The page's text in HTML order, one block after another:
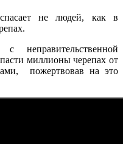
не людей, как в
неправительственной
миллионы черепах от
пожертвовав на это